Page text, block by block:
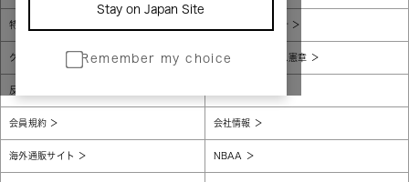
Stay on Japan Site
Remember my choice
特定商取引法に基づく表示 個人情報保護方針
グローバルプライバシーポリシー コンプライアンス憲章
反社会的勢力に対する基本方針
会員規約 会社情報
海外通販サイト NBAA